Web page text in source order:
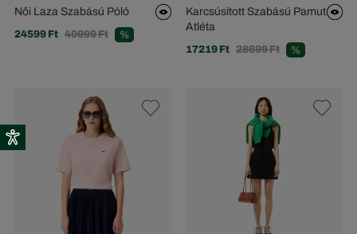
Női Laza Szabású Póló
24599 Ft 40999 Ft %
Karcsúsított Szabású Pamut
Atléta
17219 Ft 28699 Ft %